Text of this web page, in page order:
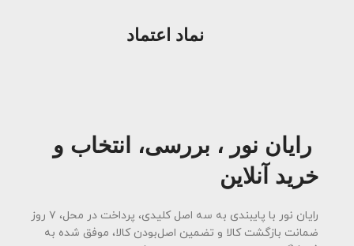
نماد اعتماد
رایان نور ، بررسی، انتخاب و
خرید آنلاین
رایان نور با پایبندی به سه اصل کلیدی، پرداخت در محل، ۷ روز
ضمانت بازگشت کالا و تضمین اصل‌بودن کالا، موفق شده به